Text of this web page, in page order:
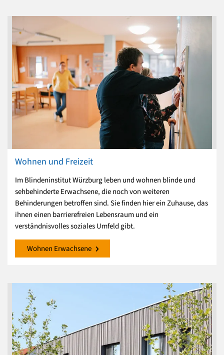
Wohnen und Freizeit
Im Blindeninstitut Würzburg leben und wohnen blinde und
sehbehinderte Erwachsene, die noch von weiteren
Behinderungen betroffen sind. Sie finden hier ein Zuhause, das
ihnen einen barrierefreien Lebensraum und ein
verständnisvolles soziales Umfeld gibt.
Wohnen Erwachsene